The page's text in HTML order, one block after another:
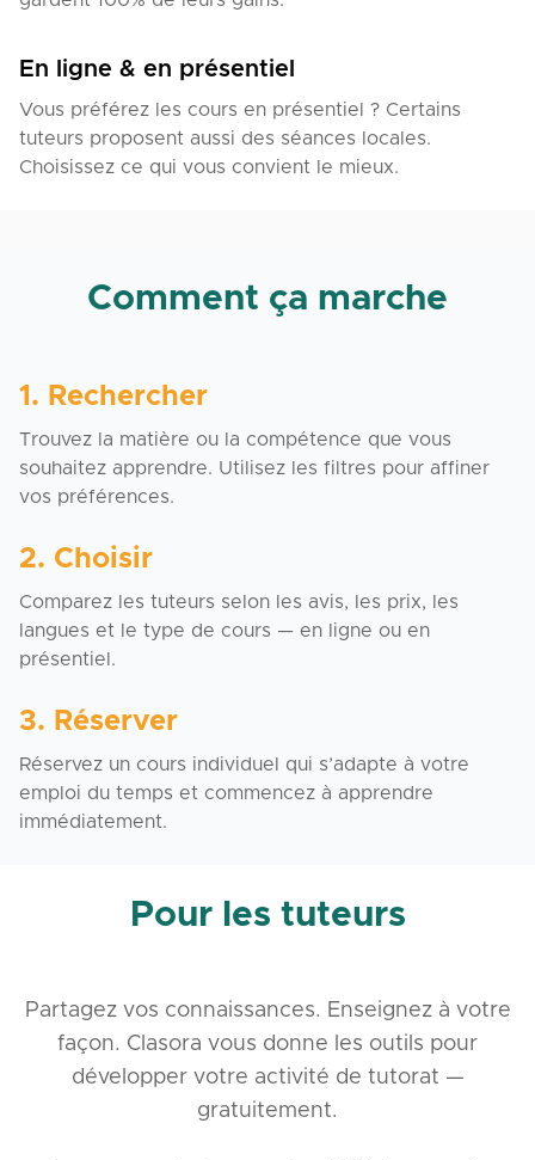
En ligne & en présentiel
Vous préférez les cours en présentiel ? Certains
tuteurs proposent aussi des séances locales.
Choisissez ce qui vous convient le mieux.
Comment ça marche
1. Rechercher
Trouvez la matière ou la compétence que vous
souhaitez apprendre. Utilisez les filtres pour affiner
vos préférences.
2. Choisir
Comparez les tuteurs selon les avis, les prix, les
langues et le type de cours — en ligne ou en
présentiel.
3. Réserver
Réservez un cours individuel qui s’adapte à votre
emploi du temps et commencez à apprendre
immédiatement.
Pour les tuteurs
Partagez vos connaissances. Enseignez à votre
façon. Clasora vous donne les outils pour
développer votre activité de tutorat —
gratuitement.